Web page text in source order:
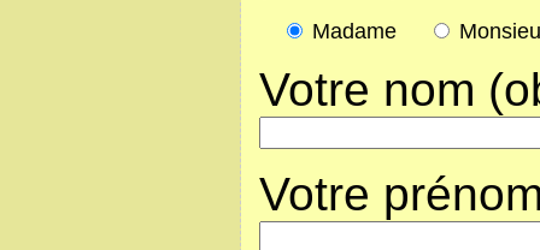
Madame
Votre nom
Votre